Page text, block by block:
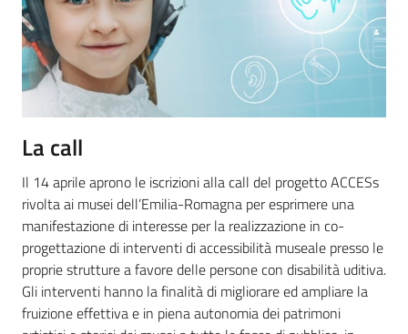
La call
Il 14 aprile aprono le iscrizioni alla call del progetto ACCESs
rivolta ai musei dell’Emilia-Romagna per esprimere una
manifestazione di interesse per la realizzazione in co-
progettazione di interventi di accessibilità museale presso le
proprie strutture a favore delle persone con disabilità uditiva.
Gli interventi hanno la finalità di migliorare ed ampliare la
fruizione effettiva e in piena autonomia dei patrimoni